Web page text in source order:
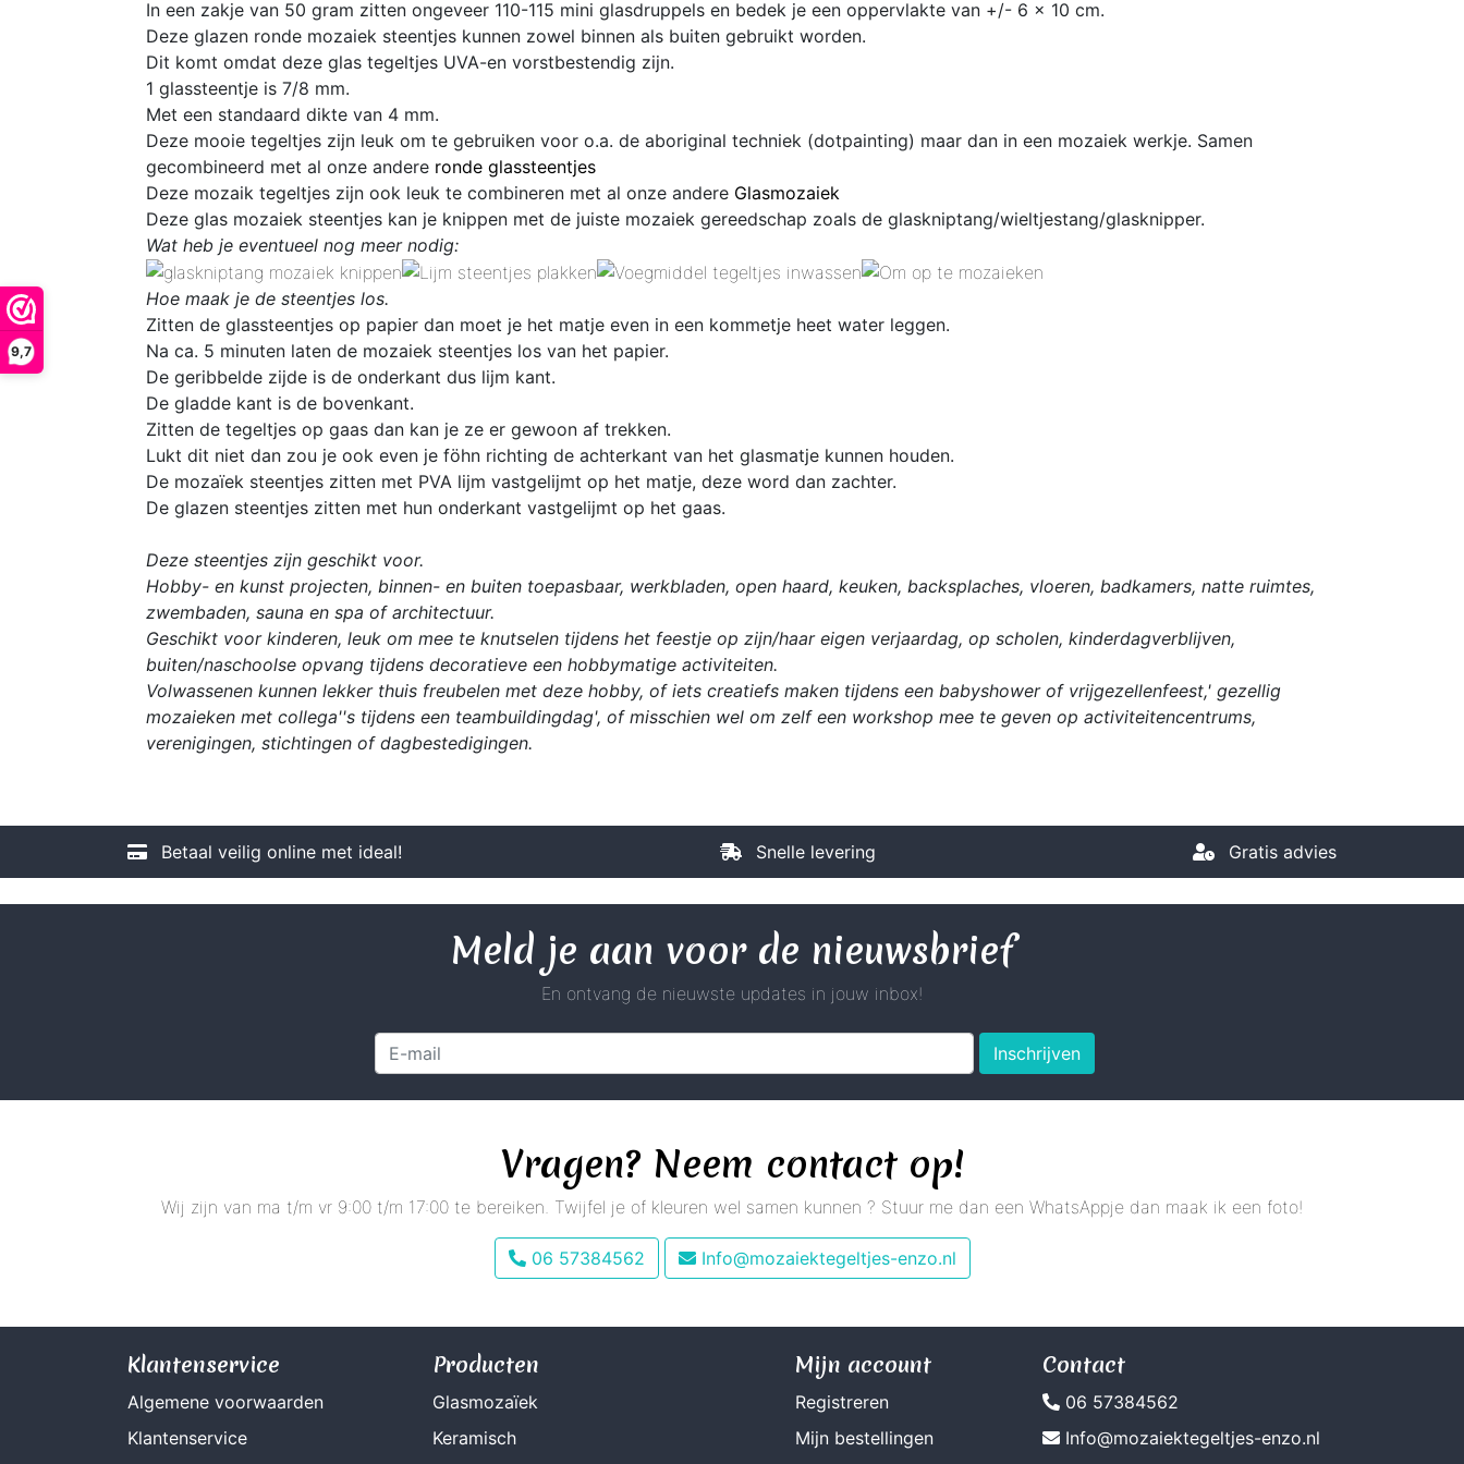
9,7
In een zakje van 50 gram zitten ongeveer 110-115 mini glasdruppels en bedek je een oppervlakte van +/- 6 x 10 cm.
Deze glazen ronde mozaiek steentjes kunnen zowel binnen als buiten gebruikt worden.
Dit komt omdat deze glas tegeltjes UVA-en vorstbestendig zijn.
1 glassteentje is 7/8 mm.
Met een standaard dikte van 4 mm.
Deze mooie tegeltjes zijn leuk om te gebruiken voor o.a. de aboriginal techniek (dotpainting) maar dan in een mozaiek werkje. Samen
gecombineerd met al onze andere ronde glassteentjes
Deze mozaik tegeltjes zijn ook leuk te combineren met al onze andere Glasmozaiek
Deze glas mozaiek steentjes kan je knippen met de juiste mozaiek gereedschap zoals de glaskniptang/wieltjestang/glasknipper.
Wat heb je eventueel nog meer nodig:
Hoe maak je de steentjes los.
Zitten de glassteentjes op papier dan moet je het matje even in een kommetje heet water leggen.
Na ca. 5 minuten laten de mozaiek steentjes los van het papier.
De geribbelde zijde is de onderkant dus lijm kant.
De gladde kant is de bovenkant.
Zitten de tegeltjes op gaas dan kan je ze er gewoon af trekken.
Lukt dit niet dan zou je ook even je föhn richting de achterkant van het glasmatje kunnen houden.
De mozaïek steentjes zitten met PVA lijm vastgelijmt op het matje, deze word dan zachter.
De glazen steentjes zitten met hun onderkant vastgelijmt op het gaas.
Deze steentjes zijn geschikt voor.
Hobby- en kunst projecten, binnen- en buiten toepasbaar, werkbladen, open haard, keuken, backsplaches, vloeren, badkamers, natte ruimtes,
zwembaden, sauna en spa of architectuur.
Geschikt voor kinderen, leuk om mee te knutselen tijdens het feestje op zijn/haar eigen verjaardag, op scholen, kinderdagverblijven,
buiten/naschoolse opvang tijdens decoratieve een hobbymatige activiteiten.
Volwassenen kunnen lekker thuis freubelen met deze hobby, of iets creatiefs maken tijdens een babyshower of vrijgezellenfeest,' gezellig
mozaieken met collega''s tijdens een teambuildingdag', of misschien wel om zelf een workshop mee te geven op activiteitencentrums,
verenigingen, stichtingen of dagbestedigingen.
Betaal veilig online met ideal! Snelle levering Gratis advies
Meld je aan voor de nieuwsbrief
En ontvang de nieuwste updates in jouw inbox!
Inschrijven
Vragen? Neem contact op!
Wij zijn van ma t/m vr 9:00 t/m 17:00 te bereiken. Twijfel je of kleuren wel samen kunnen ? Stuur me dan een WhatsAppje dan maak ik een foto!
06 57384562 Info@mozaiektegeltjes-enzo.nl
Klantenservice
Algemene voorwaarden
Klantenservice
Producten
Glasmozaïek
Keramisch
Mijn account
Registreren
Mijn bestellingen
Contact
06 57384562
Info@mozaiektegeltjes-enzo.nl